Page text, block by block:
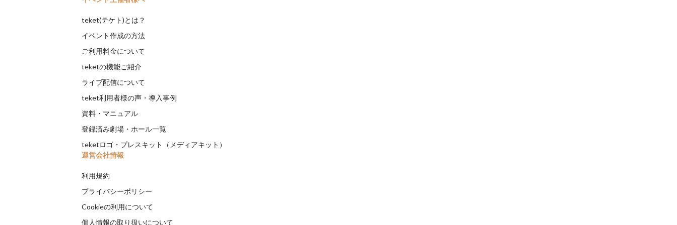
teket(テケト)とは？
イベント作成の方法
ご利用料金について
teketの機能ご紹介
ライブ配信について
teket利用者様の声・導入事例
資料・マニュアル
登録済み劇場・ホール一覧
teketロゴ・プレスキット（メディアキット）
運営会社情報
利用規約
プライバシーポリシー
Cookieの利用について
個人情報の取り扱いについて